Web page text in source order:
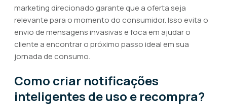
marketing direcionado garante que a oferta seja
relevante para o momento do consumidor. Isso evita o
envio de mensagens invasivas e foca em ajudar o
cliente a encontrar o próximo passo ideal em sua
jornada de consumo.
Como criar notificações
inteligentes de uso e recompra?